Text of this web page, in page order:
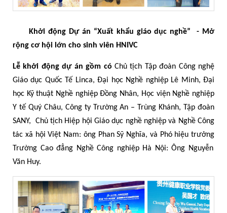
Khởi động Dự án “Xuất khẩu giáo dục nghề” - Mở
rộng cơ hội lớn cho sinh viên HNIVC
Lễ khởi động dự án gồm có Chủ tịch Tập đoàn Công nghệ
Giáo dục Quốc Tế Linca, Đại học Nghề nghiệp Lê Minh, Đại
học Kỹ thuật Nghề nghiệp Đồng Nhân, Học viện Nghề nghiệp
Y tế Quý Châu, Công ty Trường An – Trùng Khánh, Tập đoàn
SANY, Chủ tịch Hiệp hội Giáo dục nghề nghiệp và Nghề Công
tác xã hội Việt Nam: ông Phan Sỹ Nghĩa, và Phó hiệu trưởng
Trường Cao đẳng Nghề Công nghiệp Hà Nội: Ông Nguyễn
Văn Huy.